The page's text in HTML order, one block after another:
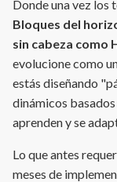
Donde una vez los
Bloques del
sin cabeza como
evolucione como
estás diseñando
dinámicos
aprenden y se
Lo que antes
meses de